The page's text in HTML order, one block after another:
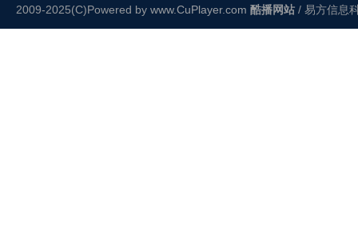
2009-2025(C)Powered by www.CuPlayer.com 酷播网站 / 易方信息